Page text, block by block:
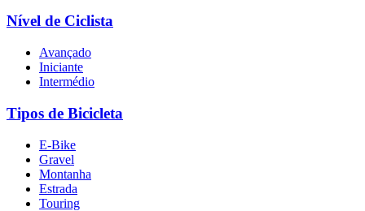
Nível de Ciclista
Avançado
Iniciante
Intermédio
Tipos de Bicicleta
E-Bike
Gravel
Montanha
Estrada
Touring